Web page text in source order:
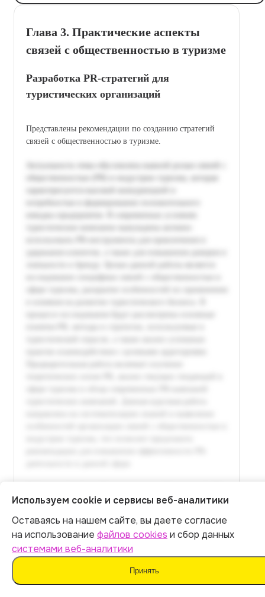
Глава 3. Практические аспекты
связей с общественностью в туризме
Разработка PR-стратегий для
туристических организаций
Представлены рекомендации по созданию стратегий
связей с общественностью в туризме.
Итог:449р.
Оплатить
Используем cookie и сервисы веб-аналитики
Оставаясь на нашем сайте, вы даете согласие
на использование файлов cookies и сбор данных
системами веб-аналитики
Принять